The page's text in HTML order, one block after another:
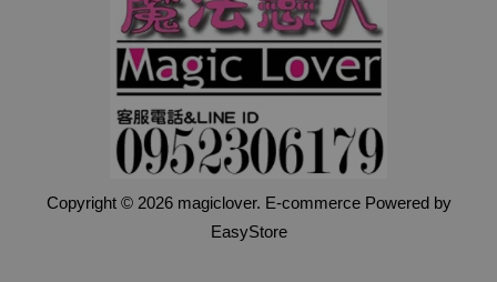
Copyright © 2026 magiclover. E-commerce Powered by
EasyStore